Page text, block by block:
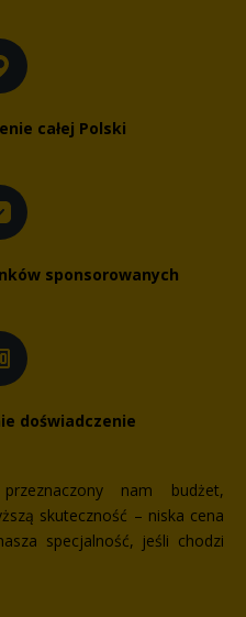
całej Polski
sponsorowanych
doświadczenie
nam budżet,
skuteczność – niska cena
specjalność, jeśli chodzi